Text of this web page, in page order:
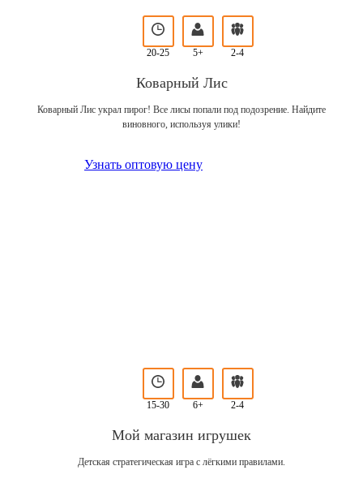
20-25 5+ 2-4
Коварный Лис
Коварный Лис украл пирог! Все лисы попали под подозрение. Найдите
виновного, используя улики!
Узнать оптовую цену
15-30 6+ 2-4
Мой магазин игрушек
Детская стратегическая игра с лёгкими правилами.